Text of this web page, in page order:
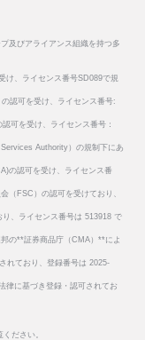
及びアライアンス組織を持つ多
け、ライセンス番号SD089で規
認可を受け、ライセンス番号:
可を受け、ライセンス番号：
Authority）の規制下にあ
の認可を受け、ライセンス番
（FSC）の認可を受けており、
、ライセンス番号は 513918 で
の**証券商品庁（CMA）**によ
れており、登録番号は 2025-
律に基づき登録・認可されてお
ください。